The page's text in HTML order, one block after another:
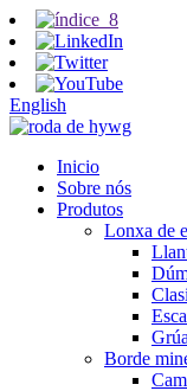
English
Inicio
Sobre nós
Produtos
Lonxa de
Borde